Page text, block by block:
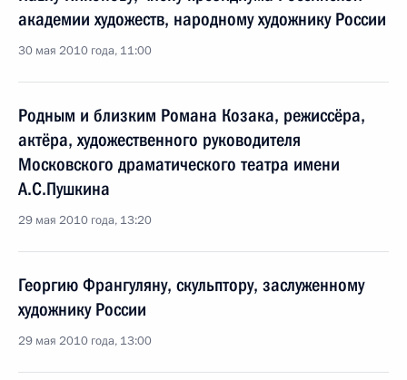
академии художеств, народному художнику России
30 мая 2010 года, 11:00
Родным и близким Романа Козака, режиссёра,
актёра, художественного руководителя
Московского драматического театра имени
А.С.Пушкина
29 мая 2010 года, 13:20
Георгию Франгуляну, скульптору, заслуженному
художнику России
29 мая 2010 года, 13:00